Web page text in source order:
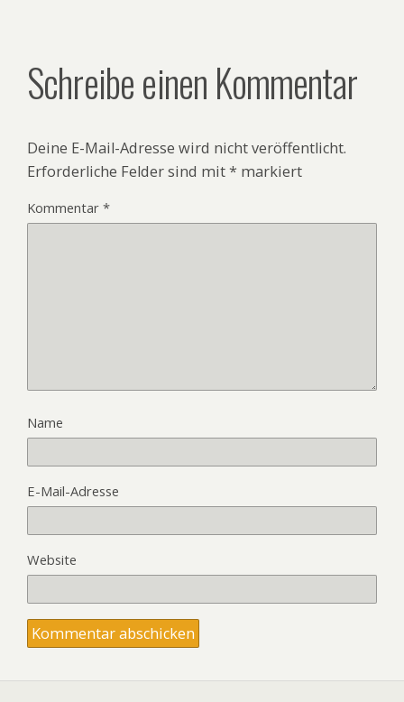
Schreibe einen Kommentar
Deine E-Mail-Adresse wird nicht veröffentlicht.
Erforderliche Felder sind mit* markiert
Kommentar *
Name
E-Mail-Adresse
Website